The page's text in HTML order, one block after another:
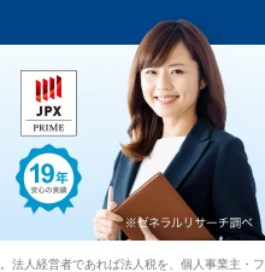
法人経営者であれば法人税を、個人事業主・フ